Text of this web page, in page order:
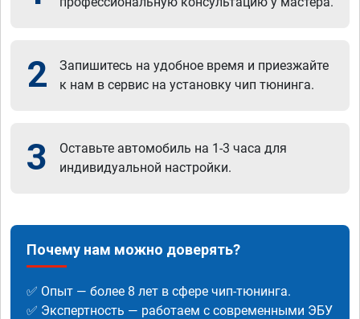
2
Запишитесь на удобное время и приезжайте
к нам в сервис на установку чип тюнинга.
3
Оставьте автомобиль на 1-3 часа для
индивидуальной настройки.
Почему нам можно доверять?
✅ Опыт — более 8 лет в сфере чип-тюнинга.
✅ Экспертность — работаем с современными ЭБУ